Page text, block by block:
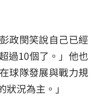
政閔笑說自己已經
過10個了。」他也
球隊發展與戰力規
況為主。」